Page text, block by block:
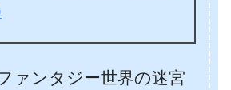
ァンタジー世界の迷宮